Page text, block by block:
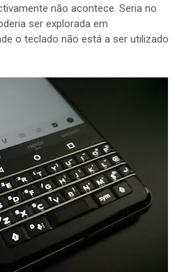
não acontece. Seria no
ser explorada em
o teclado não está a ser utilizado